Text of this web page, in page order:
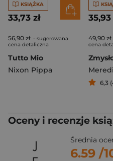
KSIĄŻKA
33,73 zł
56,90 zł - sugerowana
cena detaliczna
Tutto Mio
Nixon Pippa
35,93
49,90 zł
cena
6,3
Oceny i recenzje
Średnia
6.59 /